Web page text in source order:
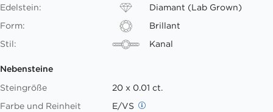
Edelstein:
Diamant (Lab Grown)
Form:
Brillant
Stil:
Kanal
Nebensteine
Steingröße
20 x 0.01 ct.
Farbe und Reinheit
E/VS